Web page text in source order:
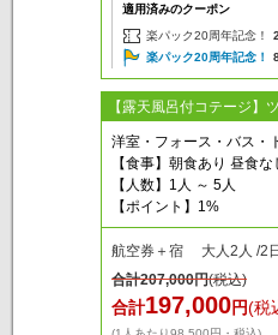
適用済みのクーポン
楽パック20周年記念！
楽パック20周年記念！
【露天風呂付コテージ】
洋室・フォース・バス・
【食事】朝食あり 昼食な
【人数】1人 ～ 5人
【ポイント】1%
航空券＋宿 大人2人 /2
合計207,000円(税込)
合計197,000円(税